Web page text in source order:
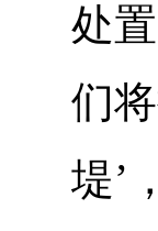
处
们
堤’